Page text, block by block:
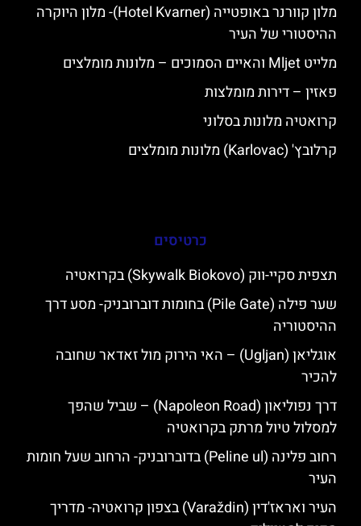
מלון קוורנר באופטייה (Hotel Kvarner)- מלון היוקרה
ההיסטורי של העיר
מלייט Mljet והאיים הסמוכים – מלונות מומלצים
פאזין – דירות מומלצות
קרואטיה מלונות בסלוני
קרלובץ' (Karlovac) מלונות מומלצים
כרטיסים
תצפית סקיי-ווק (Skywalk Biokovo) בקרואטיה
שער פילה (Pile Gate) בחומות דוברובניק- מסע דרך
ההיסטוריה
אוגליאן (Ugljan) – האי הירוק מול זאדאר שחובה
להכיר
דרך נפוליאון (Napoleon Road) – שביל שהפך
למסלול טיול מרתק בקרואטיה
רחוב פלינה (Peline ul) בדוברובניק- הרחוב שעל חומות
העיר
העיר ואראז'דין (Varaždin) בצפון קרואטיה- מדריך